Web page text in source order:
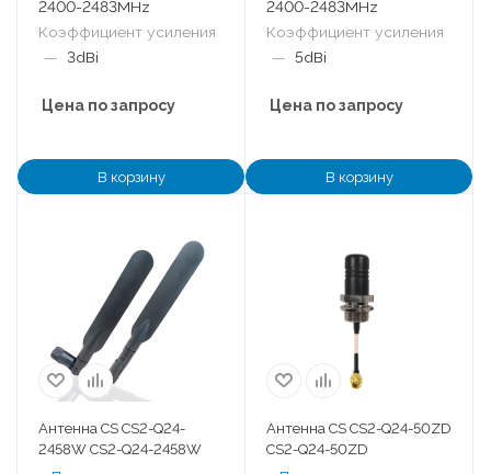
2400-2483MHz
Коэффициент усиления
— 3dBi
Цена по запросу
В корзину
2400-2483MHz
Коэффициент усиления
— 5dBi
Цена по запросу
В корзину
Антенна CS CS2-Q24-
2458W CS2-Q24-2458W
Антенна CS CS2-Q24-50ZD
CS2-Q24-50ZD